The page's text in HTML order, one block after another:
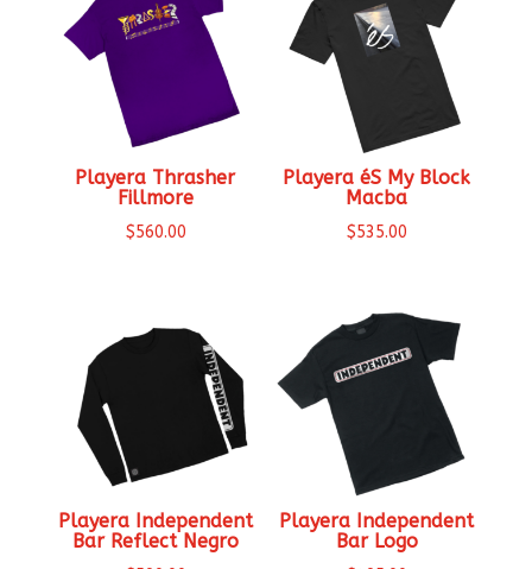
Playera Thrasher
Fillmore
$560.00
Playera éS My Block
Macba
$535.00
Playera Independent
Bar Reflect Negro
Playera Independent
Bar Logo